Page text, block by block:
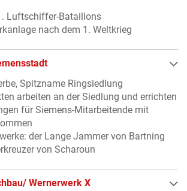
Luftschiffer-Bataillons
nach dem 1. Weltkrieg
Spitzname Ringsiedlung
arbeiten an der Siedlung und errichten
für Siemens-Mitarbeitende mit
der Lange Jammer von Bartning
von Scharoun
Wernerwerk X